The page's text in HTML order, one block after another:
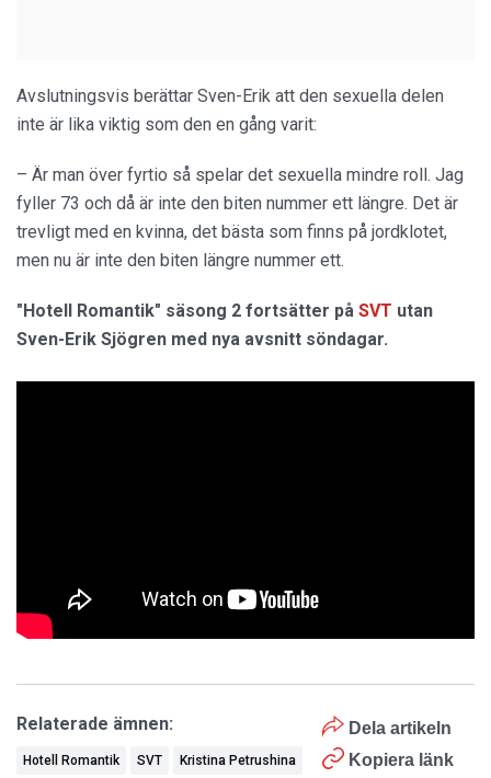
Avslutningsvis berättar Sven-Erik att den sexuella delen
inte är lika viktig som den en gång varit:
– Är man över fyrtio så spelar det sexuella mindre roll. Jag
fyller 73 och då är inte den biten nummer ett längre. Det är
trevligt med en kvinna, det bästa som finns på jordklotet,
men nu är inte den biten längre nummer ett.
"Hotell Romantik" säsong 2 fortsätter på SVT utan
Sven-Erik Sjögren med nya avsnitt söndagar.
Dela artikeln
Kopiera länk
Relaterade ämnen:
Hotell Romantik SVT Kristina Petrushina